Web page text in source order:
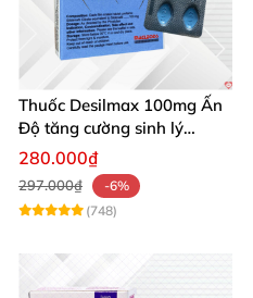
Thuốc Desilmax 100mg Ấn
Độ tăng cường sinh lý
cường dương hiệu quả
280.000₫
297.000₫
-6%
(748)